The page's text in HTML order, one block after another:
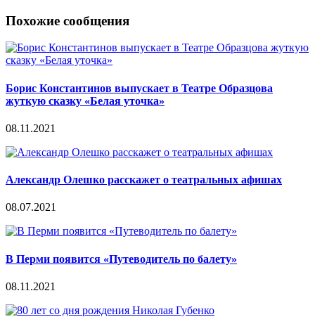
Похожие сообщения
Борис Константинов выпускает в Театре Образцова
жуткую сказку «Белая уточка»
08.11.2021
Александр Олешко расскажет о театральных афишах
08.07.2021
В Перми появится «Путеводитель по балету»
08.11.2021